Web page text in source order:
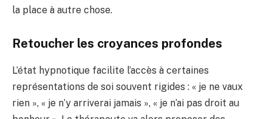
la place à autre chose.
Retoucher les croyances profondes
L’état hypnotique facilite l’accès à certaines
représentations de soi souvent rigides : « je ne vaux
rien », « je n’y arriverai jamais », « je n’ai pas droit au